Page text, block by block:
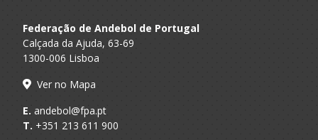
Clube
Desportivo da
Eanes
Clube
Desportivo da
Federação de Andebol de Portugal
Calçada da Ajuda, 63-69
1300-006 Lisboa
Ver no Mapa
E. andebol@fpa.pt
T. +351 213 611 900